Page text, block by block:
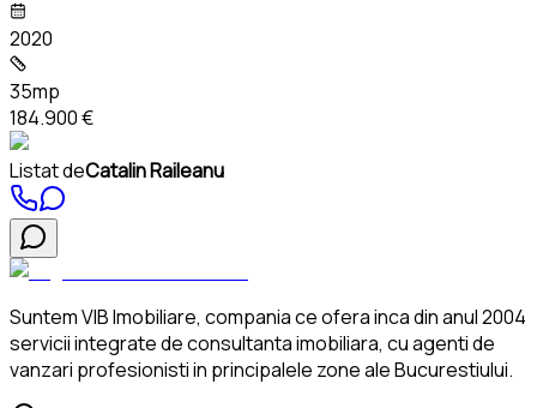
2020
35mp
184.900 €
Listat deCatalin Raileanu
Suntem VIB Imobiliare, compania ce ofera inca din anul 2004
servicii integrate de consultanta imobiliara, cu agenti de
vanzari profesionisti in principalele zone ale Bucurestiului.